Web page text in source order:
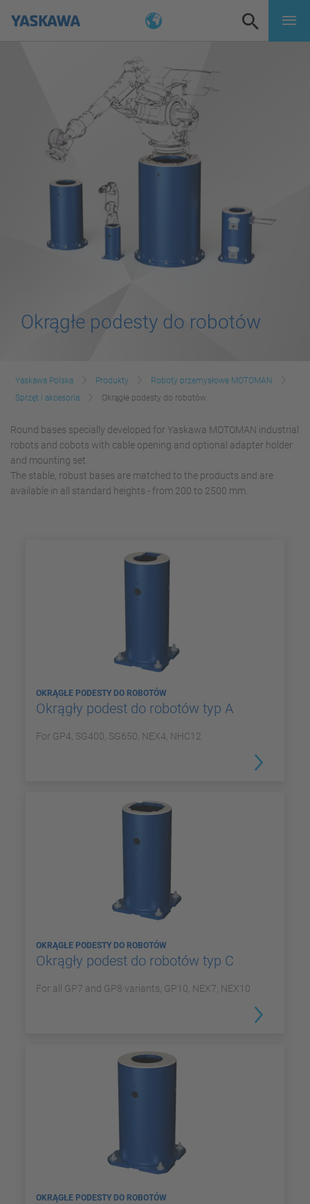
Okrągłe podesty do robotów
Yaskawa Polska Produkty
Roboty przemysłowe MOTOMAN
Sprzęt i akcesoria
Okrągłe podesty do robotów
Round bases specially developed for Yaskawa MOTOMAN industrial
robots and cobots with cable opening and optional adapter holder
and mounting set.
The stable, robust bases are matched to the products and are
available in all standard heights - from 200 to 2500 mm.
OKRĄGŁE PODESTY DO ROBOTÓW
Okrągły podest do robotów typ A
For GP4, SG400, SG650, NEX4, NHC12
OKRĄGŁE PODESTY DO ROBOTÓW
Okrągły podest do robotów typ C
For all GP7 and GP8 variants, GP10, NEX7, NEX10
OKRĄGŁE PODESTY DO ROBOTÓW